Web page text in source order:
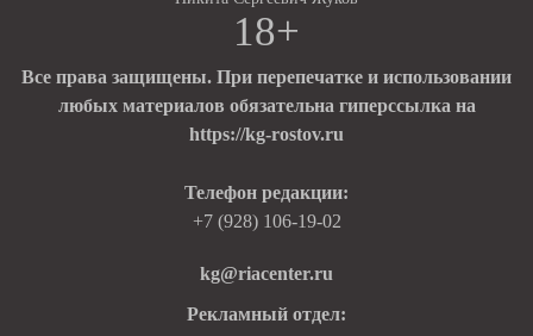
18+
Все права защищены. При перепечатке и использовании
любых материалов обязательна гиперссылка на
https://kg-rostov.ru
Телефон редакции:
+7 (928) 106-19-02
kg@riacenter.ru
Рекламный отдел: